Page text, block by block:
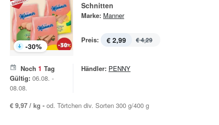
-30%
Schnitten
Marke: Manner
Preis: € 2,99 € 4,29
Noch 1 Tag
Gültig: 06.08. -
08.08.
Händler: PENNY
€ 9,97 / kg - od. Törtchen div. Sorten 300 g/400 g